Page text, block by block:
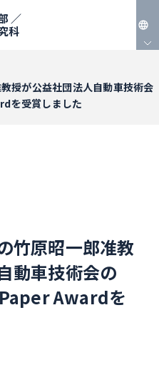
／
科
EN
授が公益社団法人自動車技術会
受賞しました
竹原昭一郎准教
動車技術会の
Awardを